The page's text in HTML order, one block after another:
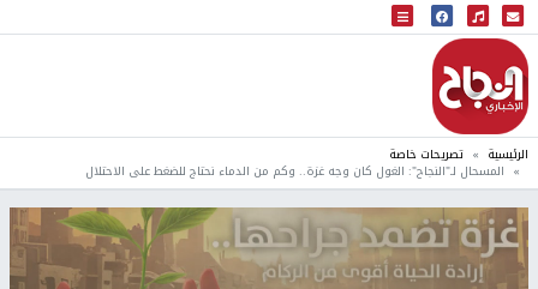
البث المباشر
إذاعة النجاح
الرئيسية تصريحات خاصة
المسحال لـ"النجاح": الغول كان وجه غزة.. وكم من الدماء نحتاج للضغط على الاحتلال